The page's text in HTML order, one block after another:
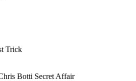
Trick
Botti Secret Affair